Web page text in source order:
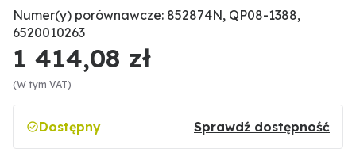
Numer(y) porównawcze: 852874N, QP08-1388,
6520010263
1 414,08 zł
(W tym VAT)
Dostępny Sprawdź dostępność